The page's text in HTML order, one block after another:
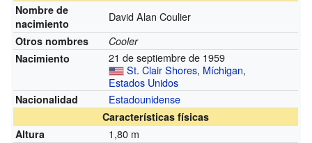
Nombre de
nacimiento
David Alan Coulier
Otros nombres
Cooler
Nacimiento
21 de septiembre de 1959
St. Clair Shores, Míchigan,
Estados Unidos
Nacionalidad Estadounidense
Características físicas
Altura
1,80 m